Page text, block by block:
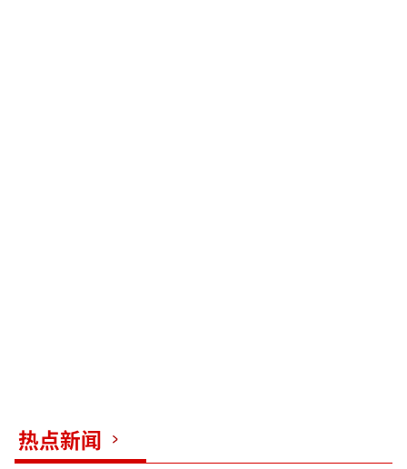
热点新闻